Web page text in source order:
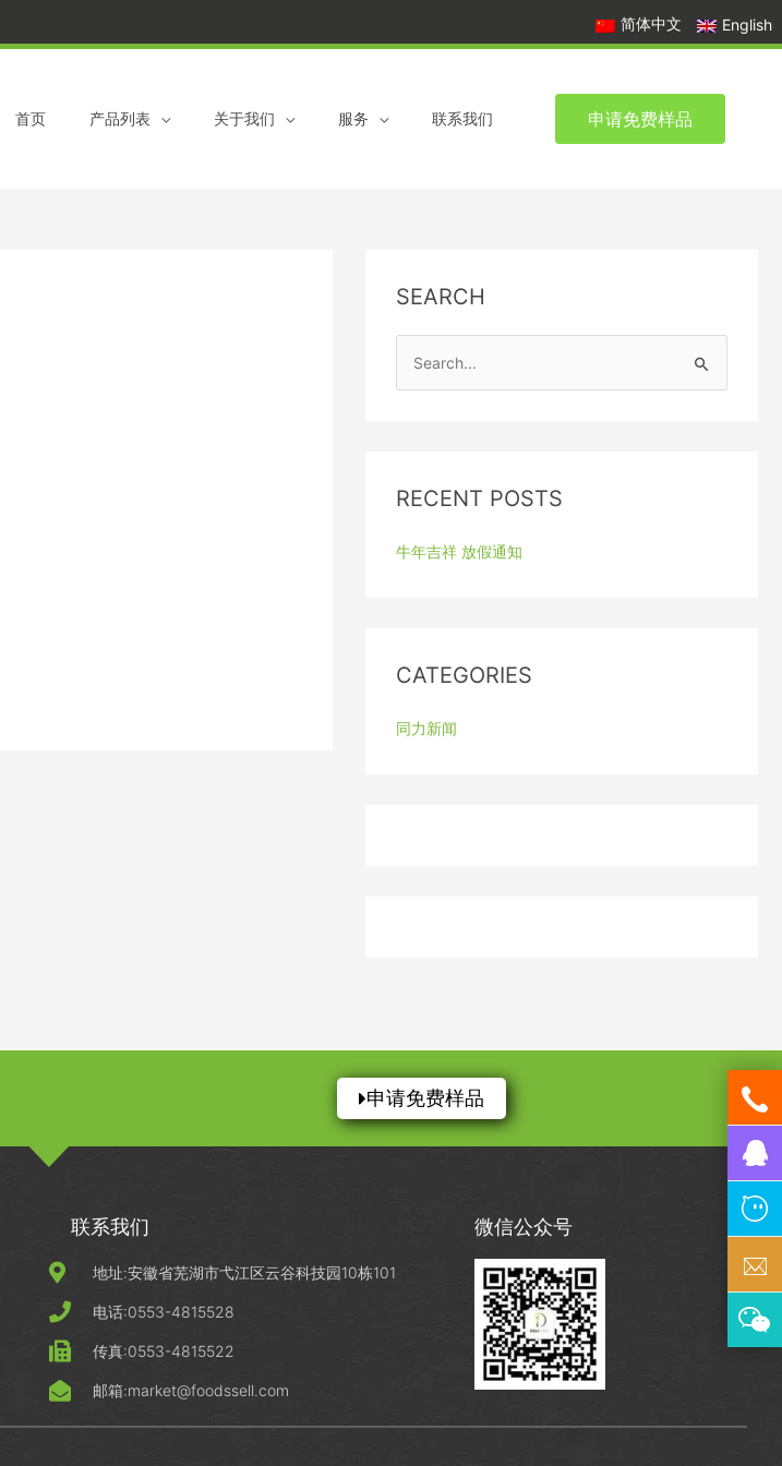
简体中文 English
首页 产品列表 关于我们 服务 联系我们 申请免费样品
SEARCH
c
f
RECENT POSTS
牛年吉祥 放假通知
CATEGORIES
同力新闻
申请免费样品
联系我们
地址:安徽省芜湖市弋江区云谷科技园10栋101
电话:0553-4815528
传真:0553-4815522
邮箱:market@foodssell.com
微信公众号